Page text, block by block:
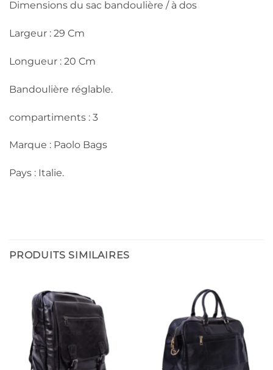
Dimensions du sac bandoulière / à dos
Largeur : 29 Cm
Longueur : 20 Cm
Bandoulière réglable.
compartiments : 3
Marque : Paolo Bags
Pays : Italie.
PRODUITS SIMILAIRES